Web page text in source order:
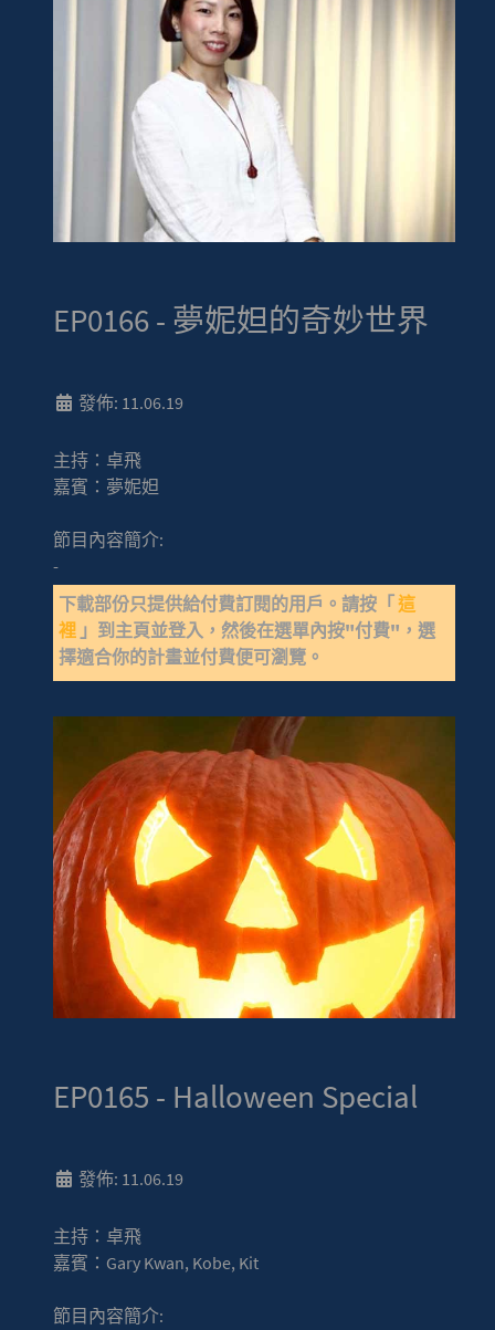
EP0166 - 夢妮妲的奇妙世界
發佈: 11.06.19
主持：卓飛
嘉賓：夢妮妲
節目內容簡介:
-
下載部份只提供給付費訂閱的用戶。請按「這
裡 」到主頁並登入，然後在選單內按"付費"，選
擇適合你的計畫並付費便可瀏覽。
EP0165 - Halloween Special
發佈: 11.06.19
主持：卓飛
嘉賓：Gary Kwan, Kobe, Kit
節目內容簡介: